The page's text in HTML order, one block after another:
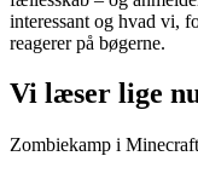
interessant og hvad vi,
reagerer på bøgerne.
Vi læser lige
Zombiekamp i